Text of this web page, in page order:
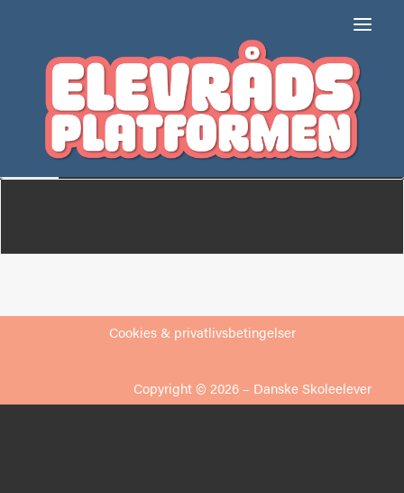
Svend Gønge-Skolen,
Lundby
Medlemmer
Cookies & privatlivsbetingelser
Copyright © 2026 – Danske Skoleelever